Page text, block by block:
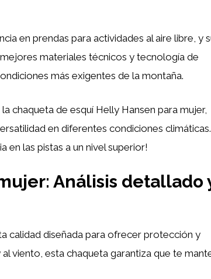
en prendas para actividades al aire libre, y
materiales técnicos y tecnología de
más exigentes de la montaña.
chaqueta de esquí Helly Hansen para mujer,
en diferentes condiciones climáticas.
en las pistas a un nivel superior!
Análisis detallado
calidad diseñada para ofrecer protección y
viento, esta chaqueta garantiza que te